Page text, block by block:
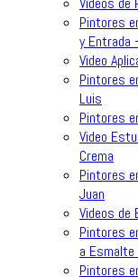
Pintores
y Entrada
Video
Pintores
Luis
Pintores
Video
Crema
Pintores
Juan
Videos de
Pintores
a
Pintores